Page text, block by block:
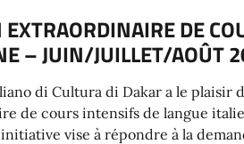
EXTRAORDINAIRE DE
– JUIN/JUILLET/AOÛT
di Cultura di Dakar a le plaisir
de cours intensifs de langue
vise à répondre à la